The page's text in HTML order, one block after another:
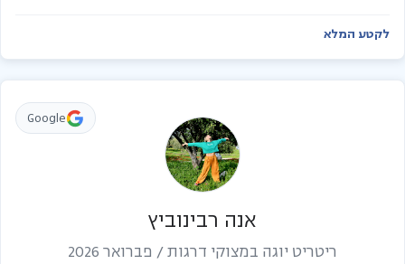
לקטע המלא
אנה רבינוביץ
ריטריט יוגה במצוקי דרגות / פברואר 2026
Google